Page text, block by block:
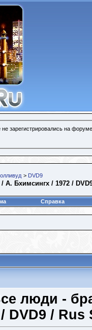
зарегистрировались на
> DVD9
А. Бхимсингх / 1972 /
Справка
люди -
DVD9 / Rus